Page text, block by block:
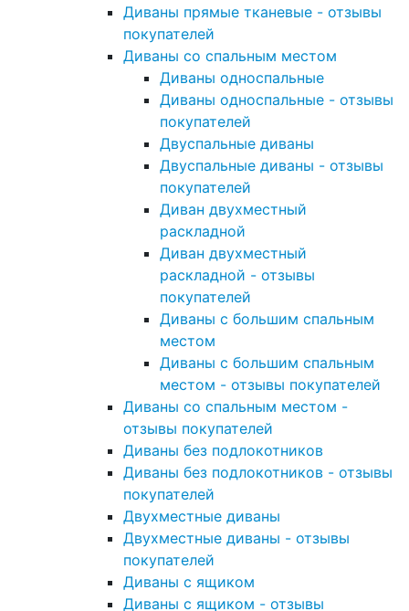
Диваны прямые тканевые - отзывы
покупателей
Диваны со спальным местом
Диваны односпальные
Диваны односпальные - отзывы
покупателей
Двуспальные диваны
Двуспальные диваны - отзывы
покупателей
Диван двухместный
раскладной
Диван двухместный
раскладной - отзывы
покупателей
Диваны с большим спальным
местом
Диваны с большим спальным
местом - отзывы покупателей
Диваны со спальным местом -
отзывы покупателей
Диваны без подлокотников
Диваны без подлокотников - отзывы
покупателей
Двухместные диваны
Двухместные диваны - отзывы
покупателей
Диваны с ящиком
Диваны с ящиком - отзывы